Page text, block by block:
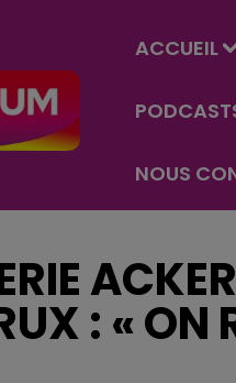
ACCUEIL
NOUS
: « ON